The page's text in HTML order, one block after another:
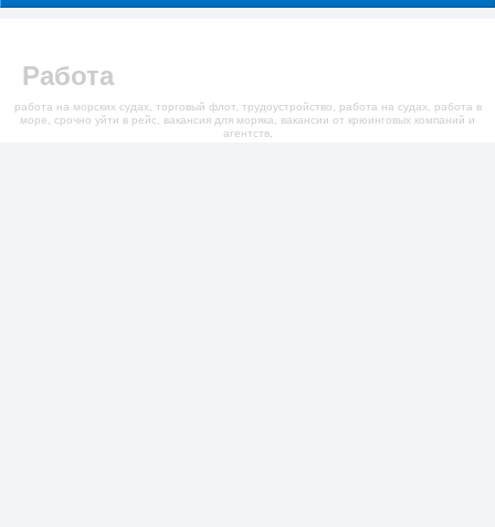
Работа
работа на морских судах, торговый флот, трудоустройство, работа на судах, работа в
море, срочно уйти в рейс, вакансия для моряка, вакансии от крюинговых компаний и
агентств,